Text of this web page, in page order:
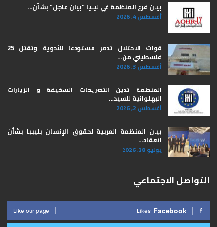
بيان فرع المنظمة في ليبيا “بيان عاجل” بشأن…
أغسطس 4, 2026
قوات الاحتلال تدمر مستودعاً للأدوية وتقتل 25
فلسطيني من…
أغسطس 3, 2026
المنطمة تدين التصريحات السخيفة و الزيارات
البهلوانية للسيد…
أغسطس 2, 2026
بيان المنظمة العربية لحقوق الإنسان بليبيا ​بشأن
انعقاد…
يوليو 28, 2026
التواصل الاجتماعي
Facebook
Likes
Like our page